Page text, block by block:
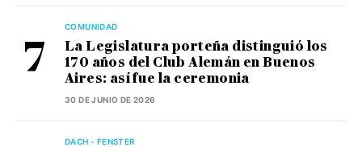
COMUNIDAD
La Legislatura porteña distinguió los
170 años del Club Alemán en Buenos
Aires: así fue la ceremonia
30 DE JUNIO DE 2026
DACH - FENSTER